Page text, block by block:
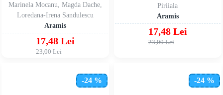
Marinela Mocanu, Magda Dache,
Loredana-Irena Sandulescu
Aramis
17,48 Lei
23,00 Lei
Piriiala
Aramis
17,48 Lei
23,00 Lei
-24 % -24 %